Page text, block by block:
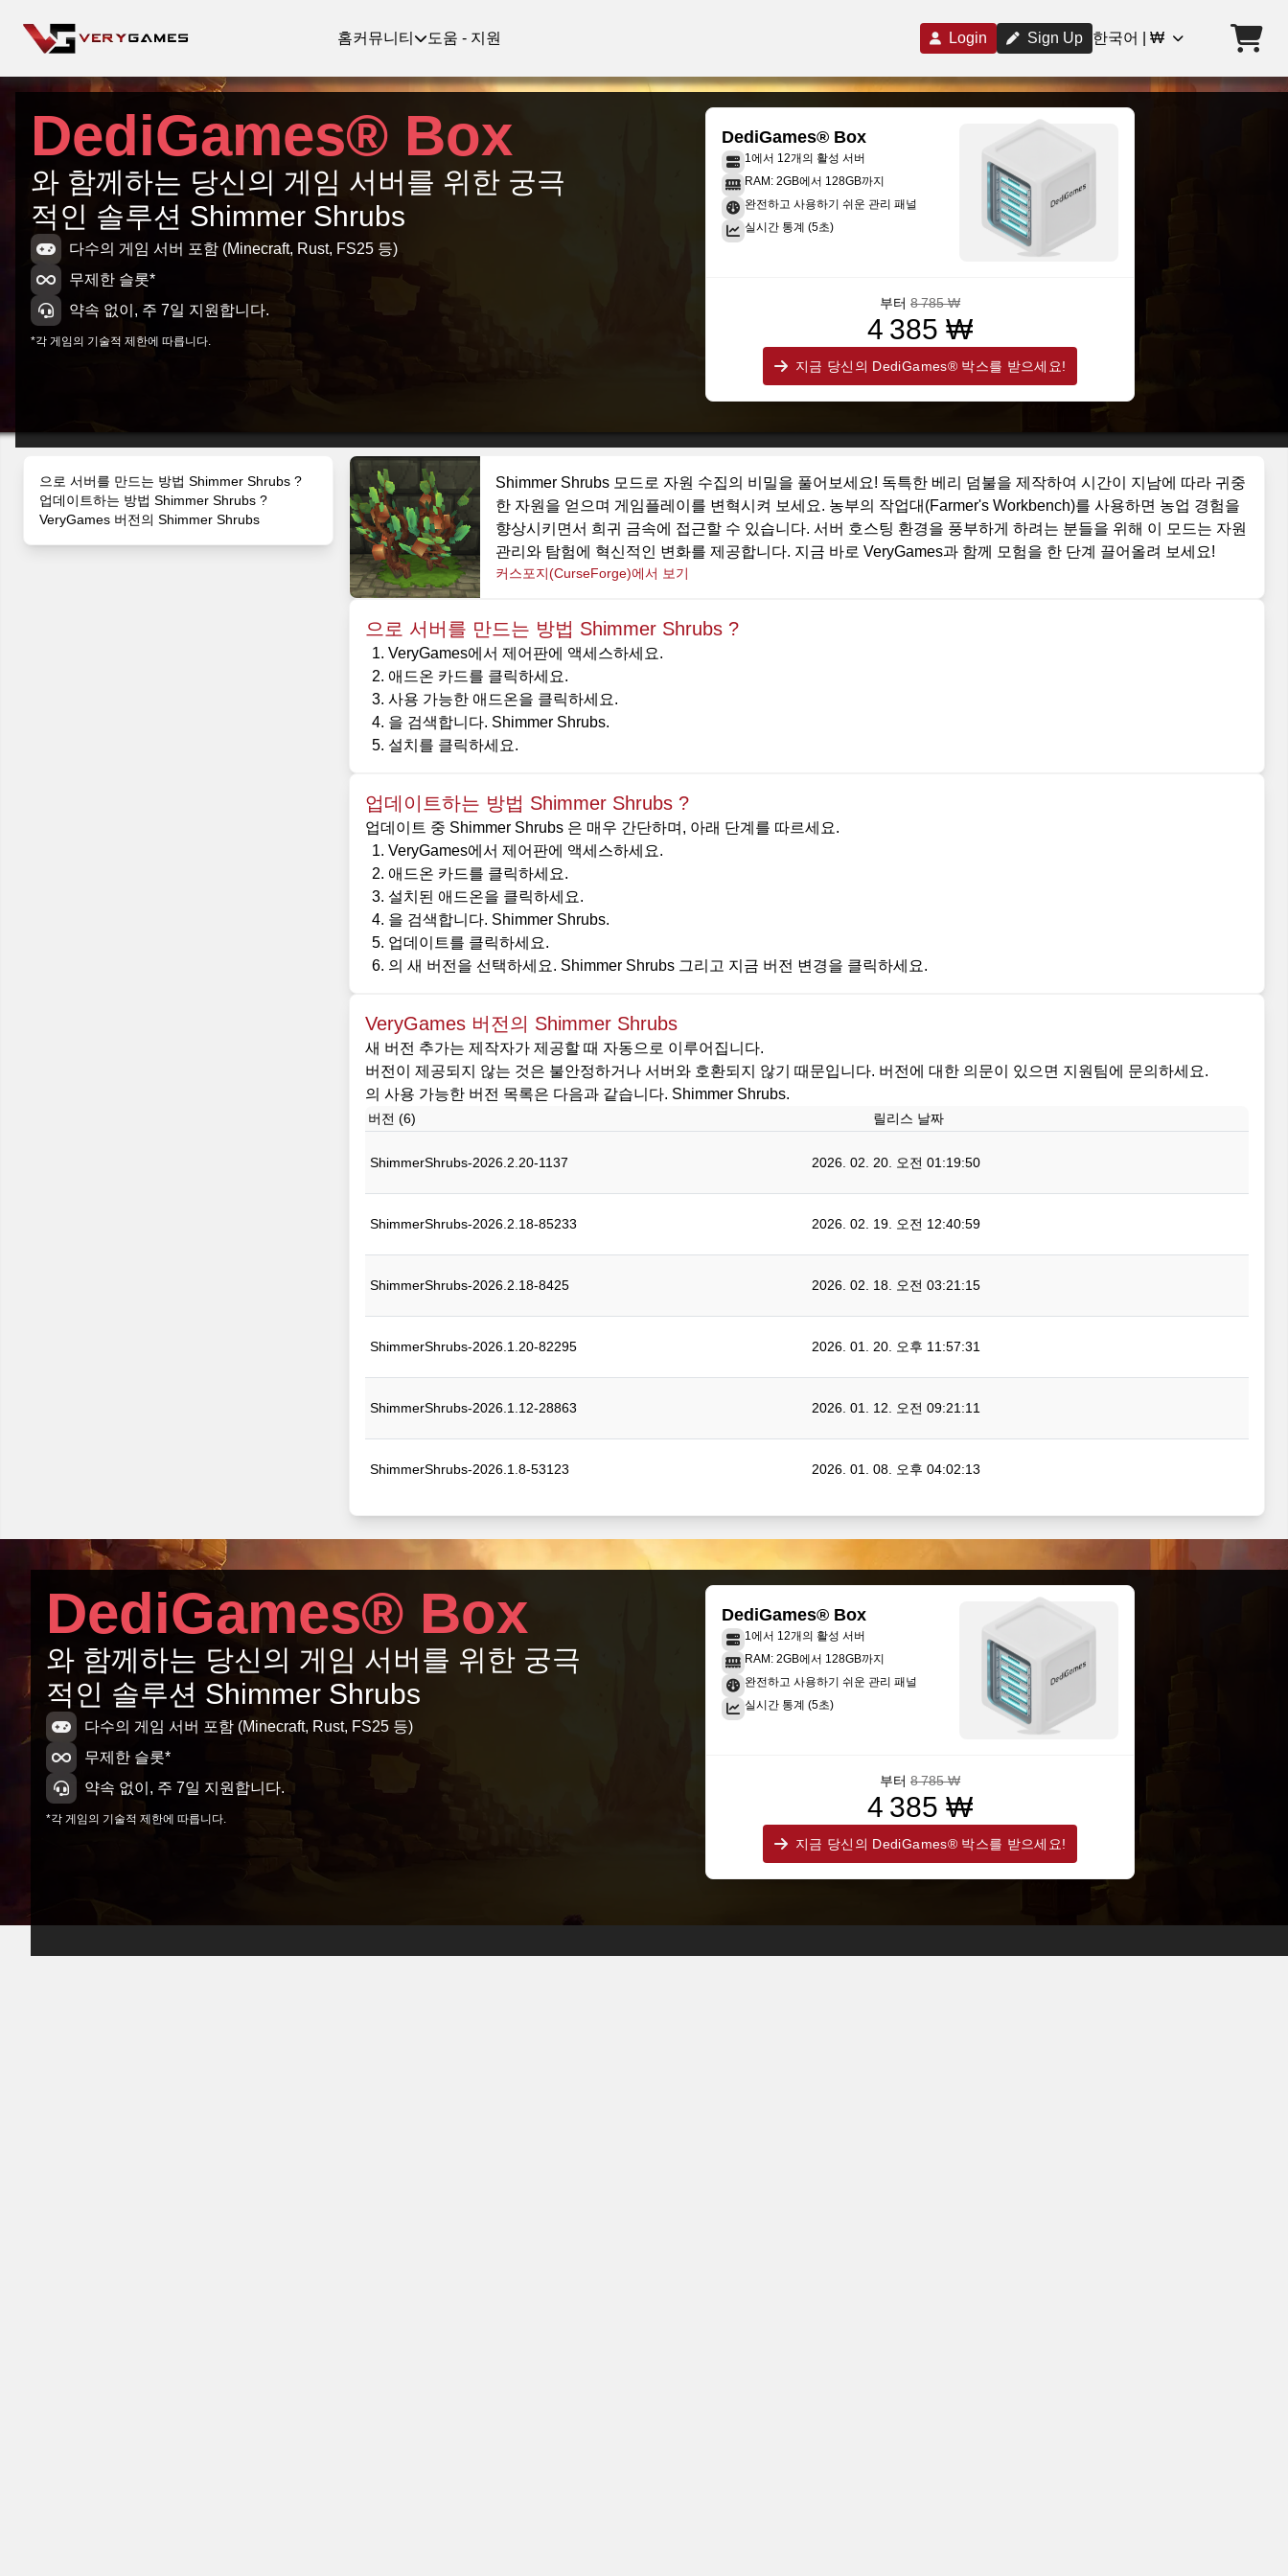
홈커뮤니티 도움 - 지원 Login Sign Up 한국어 | ₩
DediGames® Box
와 함께하는 당신의 게임 서버를 위한 궁극
적인 솔루션 Shimmer Shrubs
다수의 게임 서버 포함 (Minecraft, Rust, FS25 등)
무제한 슬롯*
약속 없이, 주 7일 지원합니다.
*각 게임의 기술적 제한에 따릅니다.
DediGames® Box
1에서 12개의 활성 서버
RAM: 2GB에서 128GB까지
완전하고 사용하기 쉬운 관리 패널
실시간 통계 (5초)
부터 8 785 ₩
4 385 ₩
지금 당신의 DediGames® 박스를 받으세요!
으로 서버를 만드는 방법 Shimmer Shrubs ?
업데이트하는 방법 Shimmer Shrubs ?
VeryGames 버전의 Shimmer Shrubs
Shimmer Shrubs 모드로 자원 수집의 비밀을 풀어보세요! 독특한 베리 덤불을 제작하여 시간이 지남에 따라 귀중
한 자원을 얻으며 게임플레이를 변혁시켜 보세요. 농부의 작업대(Farmer's Workbench)를 사용하면 농업 경험을
향상시키면서 희귀 금속에 접근할 수 있습니다. 서버 호스팅 환경을 풍부하게 하려는 분들을 위해 이 모드는 자원
관리와 탐험에 혁신적인 변화를 제공합니다. 지금 바로 VeryGames과 함께 모험을 한 단계 끌어올려 보세요!
커스포지(CurseForge)에서 보기
으로 서버를 만드는 방법 Shimmer Shrubs ?
VeryGames에서 제어판에 액세스하세요.
애드온 카드를 클릭하세요.
사용 가능한 애드온을 클릭하세요.
을 검색합니다. Shimmer Shrubs.
설치를 클릭하세요.
업데이트하는 방법 Shimmer Shrubs ?
업데이트 중 Shimmer Shrubs 은 매우 간단하며, 아래 단계를 따르세요.
VeryGames에서 제어판에 액세스하세요.
애드온 카드를 클릭하세요.
설치된 애드온을 클릭하세요.
을 검색합니다. Shimmer Shrubs.
업데이트를 클릭하세요.
의 새 버전을 선택하세요. Shimmer Shrubs 그리고 지금 버전 변경을 클릭하세요.
VeryGames 버전의 Shimmer Shrubs
새 버전 추가는 제작자가 제공할 때 자동으로 이루어집니다.
버전이 제공되지 않는 것은 불안정하거나 서버와 호환되지 않기 때문입니다. 버전에 대한 의문이 있으면 지원팀에 문의하세요.
의 사용 가능한 버전 목록은 다음과 같습니다. Shimmer Shrubs.
버전 (6) 릴리스 날짜
ShimmerShrubs-2026.2.20-1137 2026. 02. 20. 오전 01:19:50
ShimmerShrubs-2026.2.18-85233 2026. 02. 19. 오전 12:40:59
ShimmerShrubs-2026.2.18-8425 2026. 02. 18. 오전 03:21:15
ShimmerShrubs-2026.1.20-82295 2026. 01. 20. 오후 11:57:31
ShimmerShrubs-2026.1.12-28863 2026. 01. 12. 오전 09:21:11
ShimmerShrubs-2026.1.8-53123 2026. 01. 08. 오후 04:02:13
DediGames® Box
와 함께하는 당신의 게임 서버를 위한 궁극
적인 솔루션 Shimmer Shrubs
다수의 게임 서버 포함 (Minecraft, Rust, FS25 등)
무제한 슬롯*
약속 없이, 주 7일 지원합니다.
*각 게임의 기술적 제한에 따릅니다.
DediGames® Box
1에서 12개의 활성 서버
RAM: 2GB에서 128GB까지
완전하고 사용하기 쉬운 관리 패널
실시간 통계 (5초)
부터 8 785 ₩
4 385 ₩
지금 당신의 DediGames® 박스를 받으세요!